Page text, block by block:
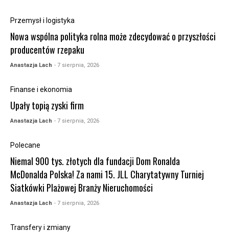
Przemysł i logistyka
Nowa wspólna polityka rolna może zdecydować o przyszłości
producentów rzepaku
Anastazja Lach - 7 sierpnia, 2026
Finanse i ekonomia
Upały topią zyski firm
Anastazja Lach - 7 sierpnia, 2026
Polecane
Niemal 900 tys. złotych dla fundacji Dom Ronalda
McDonalda Polska! Za nami 15. JLL Charytatywny Turniej
Siatkówki Plażowej Branży Nieruchomości
Anastazja Lach - 7 sierpnia, 2026
Transfery i zmiany